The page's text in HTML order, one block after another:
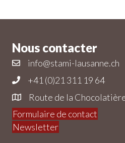
Nous contacter
info@stami-lausanne.ch
+41 (0)21 311 19 64
Route de la
Formulaire de contact
Newsletter